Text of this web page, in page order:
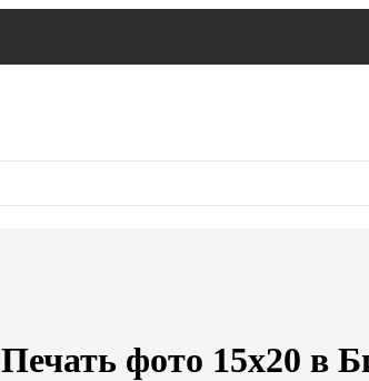
Печать фото 15х20 в